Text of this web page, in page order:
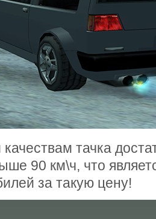
тачка
90 км\ч, что
за такую цену!